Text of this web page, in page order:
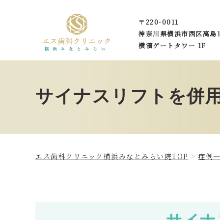
〒 220-0011
神奈川県横浜市西区高島
横濱ゲートタワー 1F
サイナスリフトを併
エス歯科クリニック横浜みなとみらい院TOP 症例